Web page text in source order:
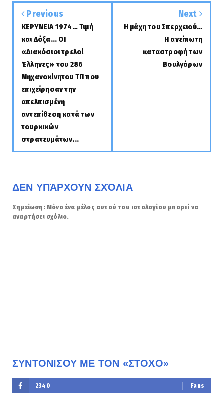
Previous
ΚΕΡΥΝΕΙΑ 1974… Τιμή
και Δόξα... ΟΙ
«Διακόσιοι τρελοί
Έλληνες» του 286
Μηχανοκίνητου ΤΠ που
επιχείρησαν την
απελπισμένη
αντεπίθεση κατά των
τουρκικών
στρατευμάτων...
Next
H μάχη του Σπερχειού…
Η ανείπωτη
καταστροφή των
Βουλγάρων
ΔΕΝ ΥΠΆΡΧΟΥΝ ΣΧΌΛΙΑ
Σημείωση: Μόνο ένα μέλος αυτού του ιστολογίου μπορεί να
αναρτήσει σχόλιο.
ΣΥΝΤΟΝΙΣΟΥ ΜΕ ΤΟΝ «ΣΤΟΧΟ»
2340 Fans